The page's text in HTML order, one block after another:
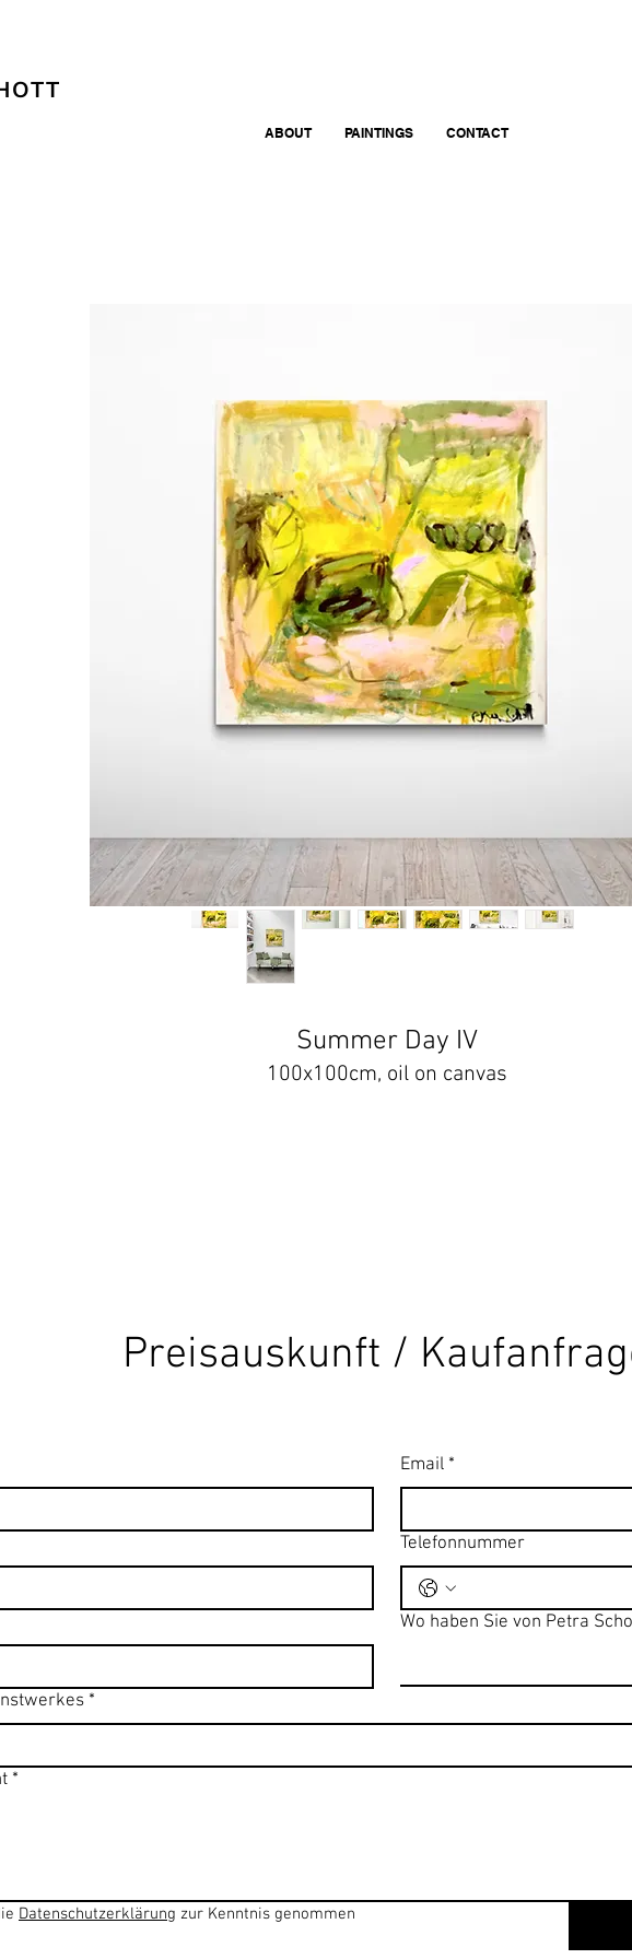
ABOUT PAINTINGS CONTACT
Summer Day IV
100x100cm, oil on canvas
Preisauskunft /
Email *
Telefonnummer
Wo haben Sie von Petra
*
*
Datenschutzerklärung zur Kenntnis genommen